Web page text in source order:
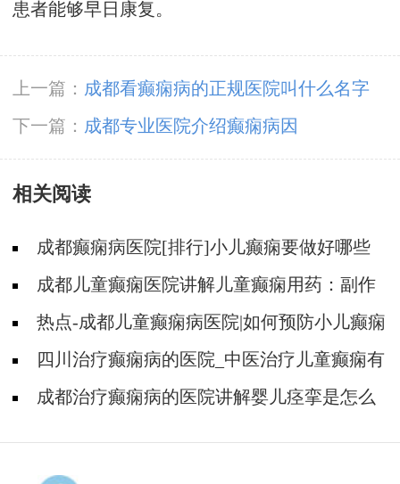
患者能够早日康复。
上一篇： 成都看癫痫病的正规医院叫什么名字
下一篇： 成都专业医院介绍癫痫病因
相关阅读
成都癫痫病医院[排行]小儿癫痫要做好哪些
预防?成都儿童癫痫医院讲解儿童癫痫用药：副作
用与效果如何权衡?
热点-成都儿童癫痫病医院|如何预防小儿癫痫
的发生?
四川治疗癫痫病的医院_中医治疗儿童癫痫有
用吗?成都治疗癫痫病的医院讲解婴儿痉挛是怎么